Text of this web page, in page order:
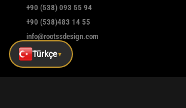
Türkçe▼
+90 (538) 093 55 94
+90 (538)483 14 55
info@rootssdesign.com
E-Bülten